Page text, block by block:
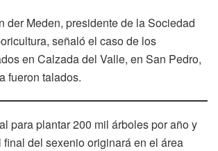
der Meden, presidente de la Sociedad
señaló el caso de los
en Calzada del Valle, en San Pedro,
fueron talados.
para plantar 200 mil árboles por año y
del sexenio originará en el área